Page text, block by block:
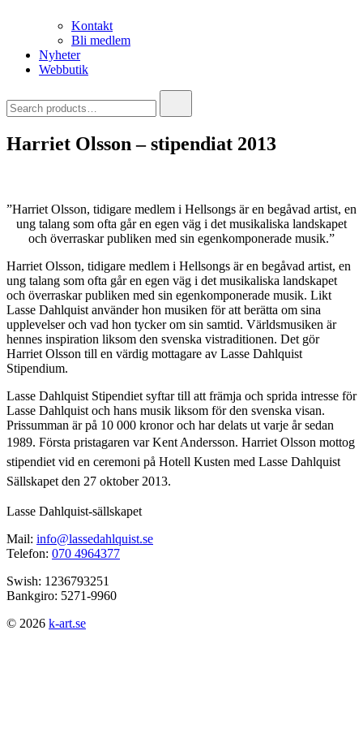
Kontakt
Bli medlem
Nyheter
Webbutik
for:
Harriet Olsson – stipendiat 2013
”Harriet Olsson, tidigare medlem i Hellsongs är en begåvad artist, en
ung talang som ofta går en egen väg i det musikaliska landskapet
och överraskar publiken med sin egenkomponerade musik.”
Harriet Olsson, tidigare medlem i Hellsongs är en begåvad artist, en
ung talang som ofta går en egen väg i det musikaliska landskapet
och överraskar publiken med sin egenkomponerade musik. Likt
Lasse Dahlquist använder hon musiken för att berätta om sina
upplevelser och vad hon tycker om sin samtid. Världsmusiken är
hennes inspiration liksom den svenska vistraditionen. Det gör
Harriet Olsson till en värdig mottagare av Lasse Dahlquist
Stipendium.
Lasse Dahlquist Stipendiet syftar till att främja och sprida intresse för
Lasse Dahlquist och hans musik liksom för den svenska visan.
Prissumman är på 10 000 kronor och har delats ut varje år sedan
1989. Första pristagaren var Kent Andersson. Harriet Olsson mottog
stipendiet vid en ceremoni på Hotell Kusten med Lasse Dahlquist
Sällskapet den 27 oktober 2013.
Lasse Dahlquist-sällskapet
Mail: info@lassedahlquist.se
Telefon: 070 4964377
Swish: 1236793251
Bankgiro: 5271-9960
© 2026 k-art.se